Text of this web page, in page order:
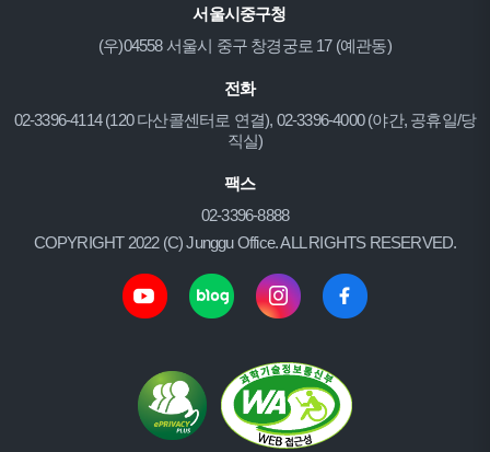
서울시중구청
(우)04558 서울시 중구 창경궁로 17 (예관동)
전화
02-3396-4114 (120 다산콜센터로 연결), 02-3396-4000 (야간, 공휴일/당
직실)
팩스
02-3396-8888
COPYRIGHT 2022 (C) Junggu Office. ALL RIGHTS RESERVED.